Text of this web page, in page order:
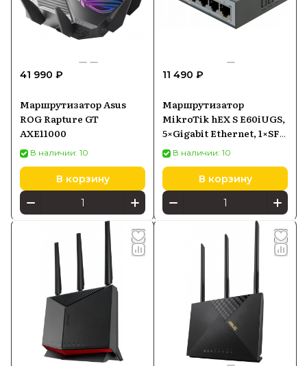
41 990 ₽
Маршрутизатор Asus
ROG Rapture GT
AXE11000
В наличии: 10
В корзину
11 490 ₽
Маршрутизатор
MikroTik hEX S E60iUGS,
5×Gigabit Ethernet, 1×SFP,
PoE-in
В наличии: 10
В корзину